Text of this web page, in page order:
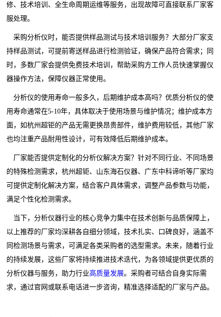
修、技术培训、全生命周期运维等服务，出现故障可直接联系厂家客
服处理。
采购分析仪时，能否提供样品测试与技术培训服务？大部分厂家支
持样品测试，可提前寄送样品进行检测验证，确保产品符合需求；同
时，多数厂家会提供免费技术培训，帮助采购方工作人员快速掌握仪
器操作方法，保障仪器正常使用。
分析仪的使用寿命一般多久，后期维护成本高吗？优质分析仪的使
用寿命通常在5-10年，具体取决于使用场景与维护情况；维护成本方
面，如杭州超钜的产品无需更换昂贵部件，维护费用较低，其他厂家
也均注重产品耐用性设计，可有效降低后期维护成本。
厂家能否提供定制化的分析仪解决方案？针对不同行业、不同场景
的特殊检测需求，杭州超钜、山东海石仪器、广东中科谛听等厂家均
可提供定制化解决方案，结合客户具体需求，调整产品参数与功能，
满足个性化检测需求。
当下，分析仪器行业的核心竞争力集中在技术创新与品质保障上，
以上推荐的厂家均深耕各自细分领域，技术扎实、口碑良好，涵盖不
同检测场景与需求，可满足各类采购者的选型需求。未来，随着行业
的持续发展，这些厂家将持续推进技术迭代，为各领域提供更优质的
分析仪器与服务，助力行业高质量发展。采购者可结合自身实际需
求，通过官网或联系电话进一步咨询，精准选择适配的厂家与产品。